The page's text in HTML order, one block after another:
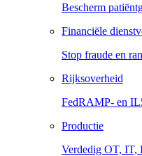
Bescherm
Financiële
Stop fraude en
Rijksoverheid
FedRAMP- en
Productie
Verdedig OT, IT,